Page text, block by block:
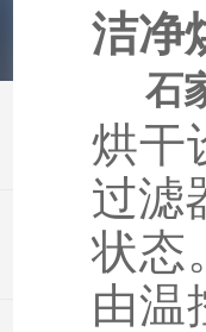
洁净
石
烘干
过滤
状态
由温